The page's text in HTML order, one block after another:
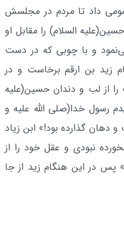
داد تا مردم در مجلسش
السلام) را مقابل او
و با چوبی که در دست
زید بن ارقم برخاست و در
از لب و دندان حسین‌(علیه
رسول خدا‌(صلی الله علیه و
دهان گذارده بود!» ابن زیاد
نبودی و عقل خود را از
پس در این هنگام زید از جا